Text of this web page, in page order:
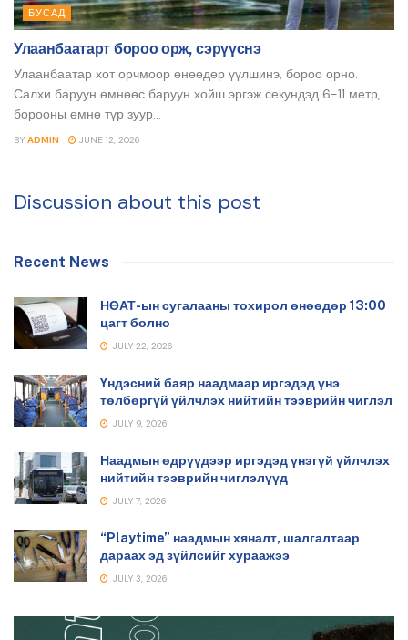
БУСАД
Улаанбаатарт бороо орж, сэрүүснэ
Улаанбаатар хот орчмоор өнөөдөр үүлшинэ, бороо орно.
Салхи баруун өмнөөс баруун хойш эргэж секундэд 6-11 метр,
борооны өмнө түр зуур...
BY ADMIN JUNE 12, 2026
Discussion about this post
Recent News
НӨАТ-ын сугалааны тохирол өнөөдөр 13:00
цагт болно
JULY 22, 2026
Үндэсний баяр наадмаар иргэдэд үнэ
төлбөргүй үйлчлэх нийтийн тээврийн чиглэл
JULY 9, 2026
Наадмын өдрүүдээр иргэдэд үнэгүй үйлчлэх
нийтийн тээврийн чиглэлүүд
JULY 7, 2026
“Playtime” наадмын хяналт, шалгалтаар
дараах эд зүйлсийг хураажээ
JULY 3, 2026